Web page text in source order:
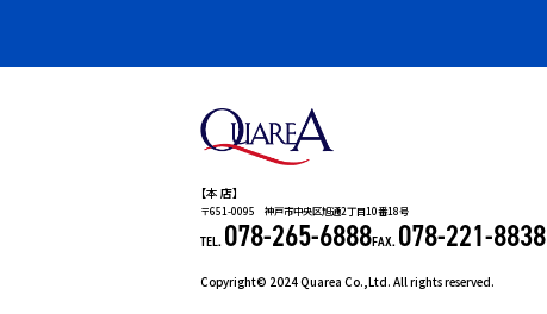
【本 店】
〒651-0095 神戸市中央区旭通2丁目10番18号
TEL. 078-265-6888FAX. 078-221-8838
Copyright© 2024 Quarea Co.,Ltd. All rights reserved.